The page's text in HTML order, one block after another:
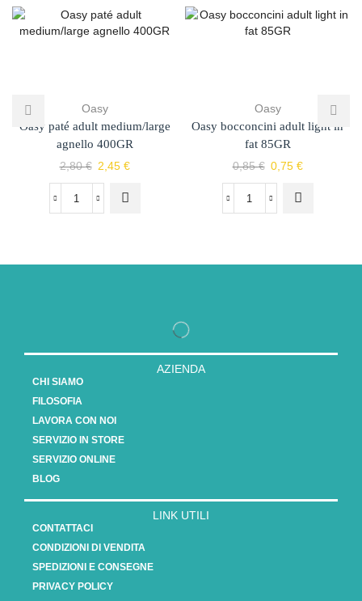
Oasy
Oasy paté adult medium/large
agnello 400GR
2,80€ 2,45 €
Oasy
Oasy bocconcini adult light in
fat 85GR
0,85€ 0,75 €
AZIENDA
CHI SIAMO
FILOSOFIA
LAVORA CON NOI
SERVIZIO IN STORE
SERVIZIO ONLINE
BLOG
LINK UTILI
CONTATTACI
CONDIZIONI DI VENDITA
SPEDIZIONI E CONSEGNE
PRIVACY POLICY